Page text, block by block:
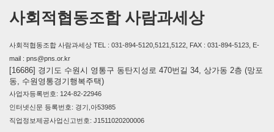
사회적협동조합 사람과세상
사회적협동조합 사람과세상 TEL : 031-894-5120,5121,5122, FAX : 031-894-5123, E-
mail : pns@pns.or.kr
[16686] 경기도 수원시 영통구 동탄지성로 470번길 34, 상가동 2층 (망포
동, 수원영통경기행복주택)
사업자등록번호: 124-82-22946
인터넷신문 등록번호: 경기,아53985
직업정보제공사업신고번호: J1511020200006